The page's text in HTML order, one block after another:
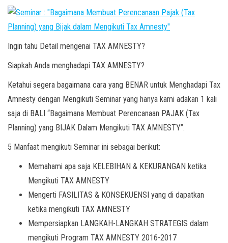
Ingin tahu Detail mengenai TAX AMNESTY?
Siapkah Anda menghadapi TAX AMNESTY?
Ketahui segera bagaimana cara yang BENAR untuk Menghadapi Tax
Amnesty dengan Mengikuti Seminar yang hanya kami adakan 1 kali
saja di BALI “Bagaimana Membuat Perencanaan PAJAK (Tax
Planning) yang BIJAK Dalam Mengikuti TAX AMNESTY”.
5 Manfaat mengikuti Seminar ini sebagai berikut:
Memahami apa saja KELEBIHAN & KEKURANGAN ketika
Mengikuti TAX AMNESTY
Mengerti FASILITAS & KONSEKUENSI yang di dapatkan
ketika mengikuti TAX AMNESTY
Mempersiapkan LANGKAH-LANGKAH STRATEGIS dalam
mengikuti Program TAX AMNESTY 2016-2017